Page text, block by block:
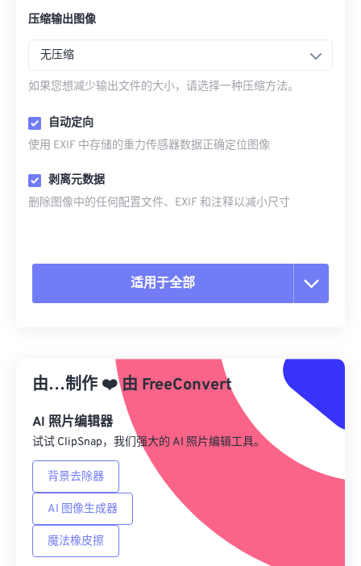
压缩输出图像
无压缩
如果您想减少输出文件的大小，请选择一种压缩方法。
自动定向
使用 EXIF 中存储的重力传感器数据正确定位图像
剥离元数据
删除图像中的任何配置文件、EXIF 和注释以减小尺寸
适用于全部
从预设应用
另存为预设
由…制作 ❤️由 FreeConvert
AI 照片编辑器
试试 ClipSnap，我们强大的 AI 照片编辑工具。
背景去除器
AI 图像生成器
魔法橡皮擦